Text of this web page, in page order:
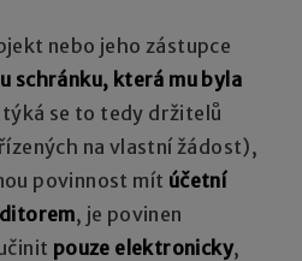
nebo jeho zástupce
schránku, která mu byla
se to tedy držitelů
na vlastní žádost),
povinnost mít účetní
, je povinen
pouze elektronicky,